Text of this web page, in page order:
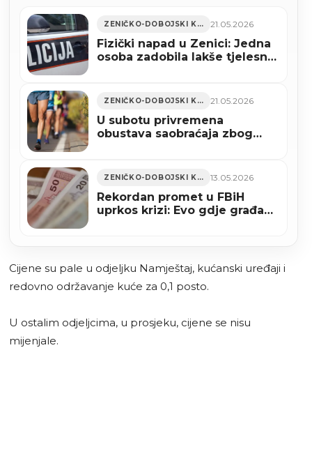
ZENIČKO-DOBOJSKI KANTON 21.05.2026
Fizički napad u Zenici: Jedna
osoba zadobila lakše tjelesne
ZENIČKO-DOBOJSKI KANTON 21.05.2026
U subotu privremena
obustava saobraćaja zbog
ZENIČKO-DOBOJSKI KANTON 13.05.2026
Rekordan promet u FBiH
uprkos krizi: Evo gdje građani
Cijene su pale u odjeljku Namještaj, kućanski uređaji i
redovno održavanje kuće za 0,1 posto.
U ostalim odjeljcima, u prosjeku, cijene se nisu
mijenjale.